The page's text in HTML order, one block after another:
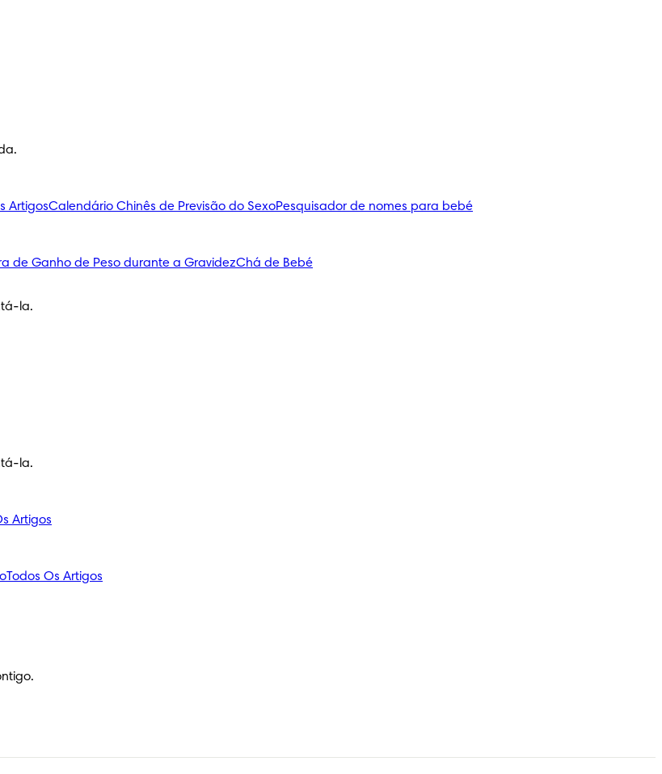
ArtigosCalendário Chinês de Previsão do SexoPesquisador de nomes para bebé
de Ganho de Peso durante a GravidezChá de Bebé
la.
la.
Artigos
Todos Os Artigos